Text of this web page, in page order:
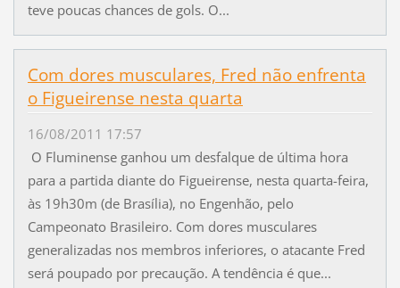
teve poucas chances de gols. O...
Com dores musculares, Fred não enfrenta
o Figueirense nesta quarta
16/08/2011 17:57
O Fluminense ganhou um desfalque de última hora
para a partida diante do Figueirense, nesta quarta-feira,
às 19h30m (de Brasília), no Engenhão, pelo
Campeonato Brasileiro. Com dores musculares
generalizadas nos membros inferiores, o atacante Fred
será poupado por precaução. A tendência é que...